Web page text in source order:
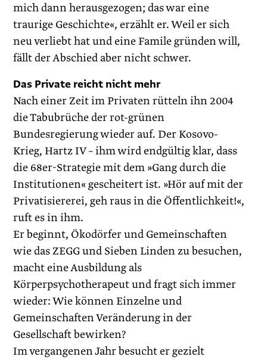
mich dann herausgezogen; das war eine
traurige Geschichte«, erzählt er. Weil er sich
neu verliebt hat und eine Famile gründen will,
fällt der Abschied aber nicht schwer.
Das Private reicht nicht mehr
Nach einer Zeit im Privaten rütteln ihn 2004
die Tabubrüche der rot-grünen
Bundesregierung wieder auf. Der Kosovo-
Krieg, Hartz IV – ihm wird endgültig klar, dass
die 68er-Strategie mit dem »Gang durch die
Institutionen« gescheitert ist. »Hör auf mit der
Privatisiererei, geh raus in die Öffentlichkeit!«,
ruft es in ihm.
Er beginnt, Ökodörfer und Gemeinschaften
wie das ZEGG und Sieben Linden zu besuchen,
macht eine Ausbildung als
Körperpsychotherapeut und fragt sich immer
wieder: Wie können Einzelne und
Gemeinschaften Veränderung in der
Gesellschaft bewirken?
Im vergangenen Jahr besucht er gezielt